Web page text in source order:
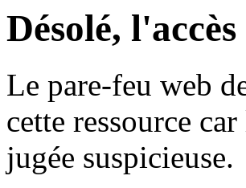
Désolé,
Le pare-feu web
cette ressource
jugée suspicieuse.